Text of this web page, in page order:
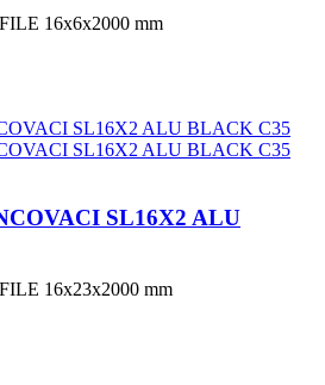
16x6x2000 mm
SL16X2 ALU
16x23x2000 mm